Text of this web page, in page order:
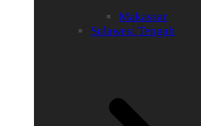
Makassar
Sulawesi Tengah